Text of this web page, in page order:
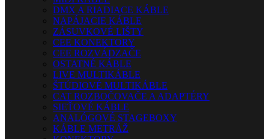
DMX A RIADIACE KÁBLE
NAPÁJACIE KÁBLE
ZÁSUVKOVÉ LIŠTY
CEE KONEKTORY
CEE ROZVÁDZAČE
OSTATNÉ KÁBLE
LIVE MULTIKÁBLE
ŠTÚDIOVÉ MULTIKÁBLE
CAT ROZBOČOVAČE A ADAPTÉRY
SIEŤOVÉ KÁBLE
ANALÓGOVÉ STAGEBOXY
KÁBLE METRÁŽ